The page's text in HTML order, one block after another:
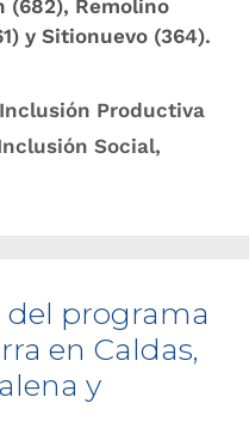
(682), Remolino
y Sitionuevo (364).
Inclusión Productiva
Social,
del programa
en Caldas,
y